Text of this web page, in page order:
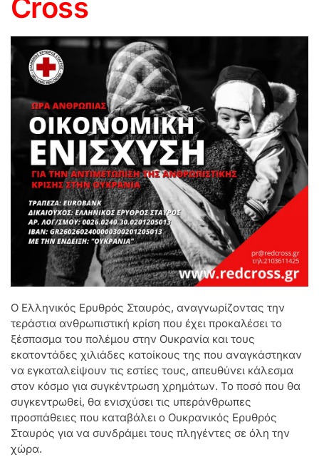
Cross
Ο Ελληνικός Ερυθρός Σταυρός, αναγνωρίζοντας την
τεράστια ανθρωπιστική κρίση που έχει προκαλέσει το
ξέσπασμα του πολέμου στην Ουκρανία και τους
εκατοντάδες χιλιάδες κατοίκους της που αναγκάστηκαν
να εγκαταλείψουν τις εστίες τους, απευθύνει κάλεσμα
στον κόσμο για συγκέντρωση χρημάτων. Το ποσό που θα
συγκεντρωθεί, θα ενισχύσει τις υπεράνθρωπες
προσπάθειες που καταβάλει ο Ουκρανικός Ερυθρός
Σταυρός για να συνδράμει τους πληγέντες σε όλη την
χώρα.